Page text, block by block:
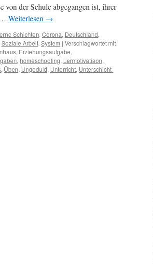
von der Schule abgegangen ist, ihrer
Weiterlesen →
Schichten, Corona, Deutschland,
Soziale Arbeit, System | Verschlagwortet mit
, Erziehungsaufgabe,
, homeschooling, Lermotivatiaon,
, Üben, Ungeduld, Unterricht, Unterschicht-